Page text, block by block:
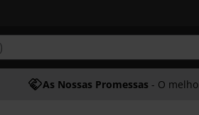
As Nossas Promessas - O melhor atendimento